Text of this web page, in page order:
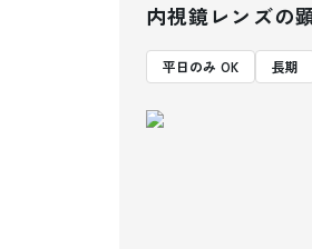
内視鏡レンズの
平日のみ OK 長期